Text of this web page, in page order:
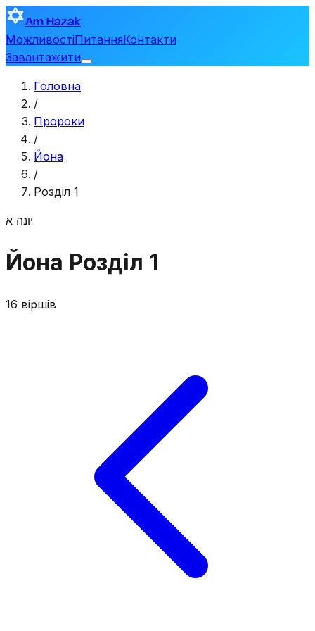
Am Hazak
МожливостіПитанняКонтакти
Завантажити
Головна
/
Пророки
/
Йона
/
Розділ 1
יונה א
Йона Розділ 1
16 віршів